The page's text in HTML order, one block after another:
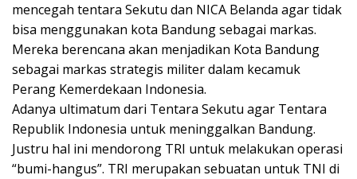
mencegah tentara Sekutu dan NICA Belanda agar tidak
bisa menggunakan kota Bandung sebagai markas.
Mereka berencana akan menjadikan Kota Bandung
sebagai markas strategis militer dalam kecamuk
Perang Kemerdekaan Indonesia.
Adanya ultimatum dari Tentara Sekutu agar Tentara
Republik Indonesia untuk meninggalkan Bandung.
Justru hal ini mendorong TRI untuk melakukan operasi
“bumi-hangus”. TRI merupakan sebuatan untuk TNI di